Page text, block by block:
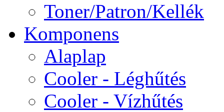
Toner/Patron/Kellék
Komponens
Alaplap
Cooler - Léghűtés
Cooler - Vízhűtés